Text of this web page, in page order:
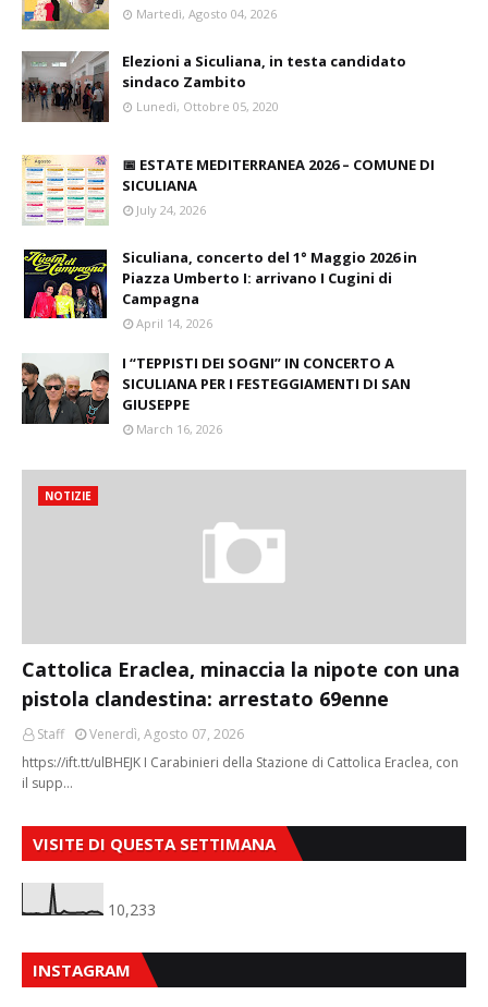
Martedì, Agosto 04, 2026
Elezioni a Siculiana, in testa candidato
sindaco Zambito
Lunedì, Ottobre 05, 2020
📅 ESTATE MEDITERRANEA 2026 – COMUNE DI
SICULIANA
July 24, 2026
Siculiana, concerto del 1° Maggio 2026 in
Piazza Umberto I: arrivano I Cugini di
Campagna
April 14, 2026
I “TEPPISTI DEI SOGNI” IN CONCERTO A
SICULIANA PER I FESTEGGIAMENTI DI SAN
GIUSEPPE
March 16, 2026
NOTIZIE
Cattolica Eraclea, minaccia la nipote con una
pistola clandestina: arrestato 69enne
Staff
Venerdì, Agosto 07, 2026
https://ift.tt/ulBHEJK I Carabinieri della Stazione di Cattolica Eraclea, con
il supp…
VISITE DI QUESTA SETTIMANA
10,233
INSTAGRAM